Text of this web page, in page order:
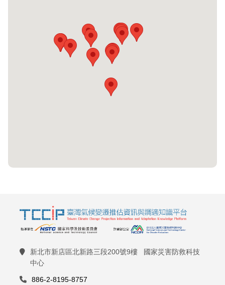
新北市新店區北新路三段200號9樓 國家災害防救科技
中心
886-2-8195-8757